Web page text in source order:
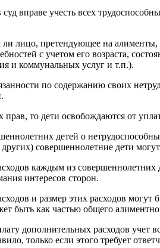
вправе учесть всех
ли лицо, претендующее на
с учетом его возраста,
и коммунальных услуг и т.п.).
по содержанию своих
то дети освобождаются от
детей о
совершеннолетние дети
каждым из совершеннолетних
интересов сторон.
и размер этих расходов
быть как частью общего
дополнительных расходов учет
только если этого требует